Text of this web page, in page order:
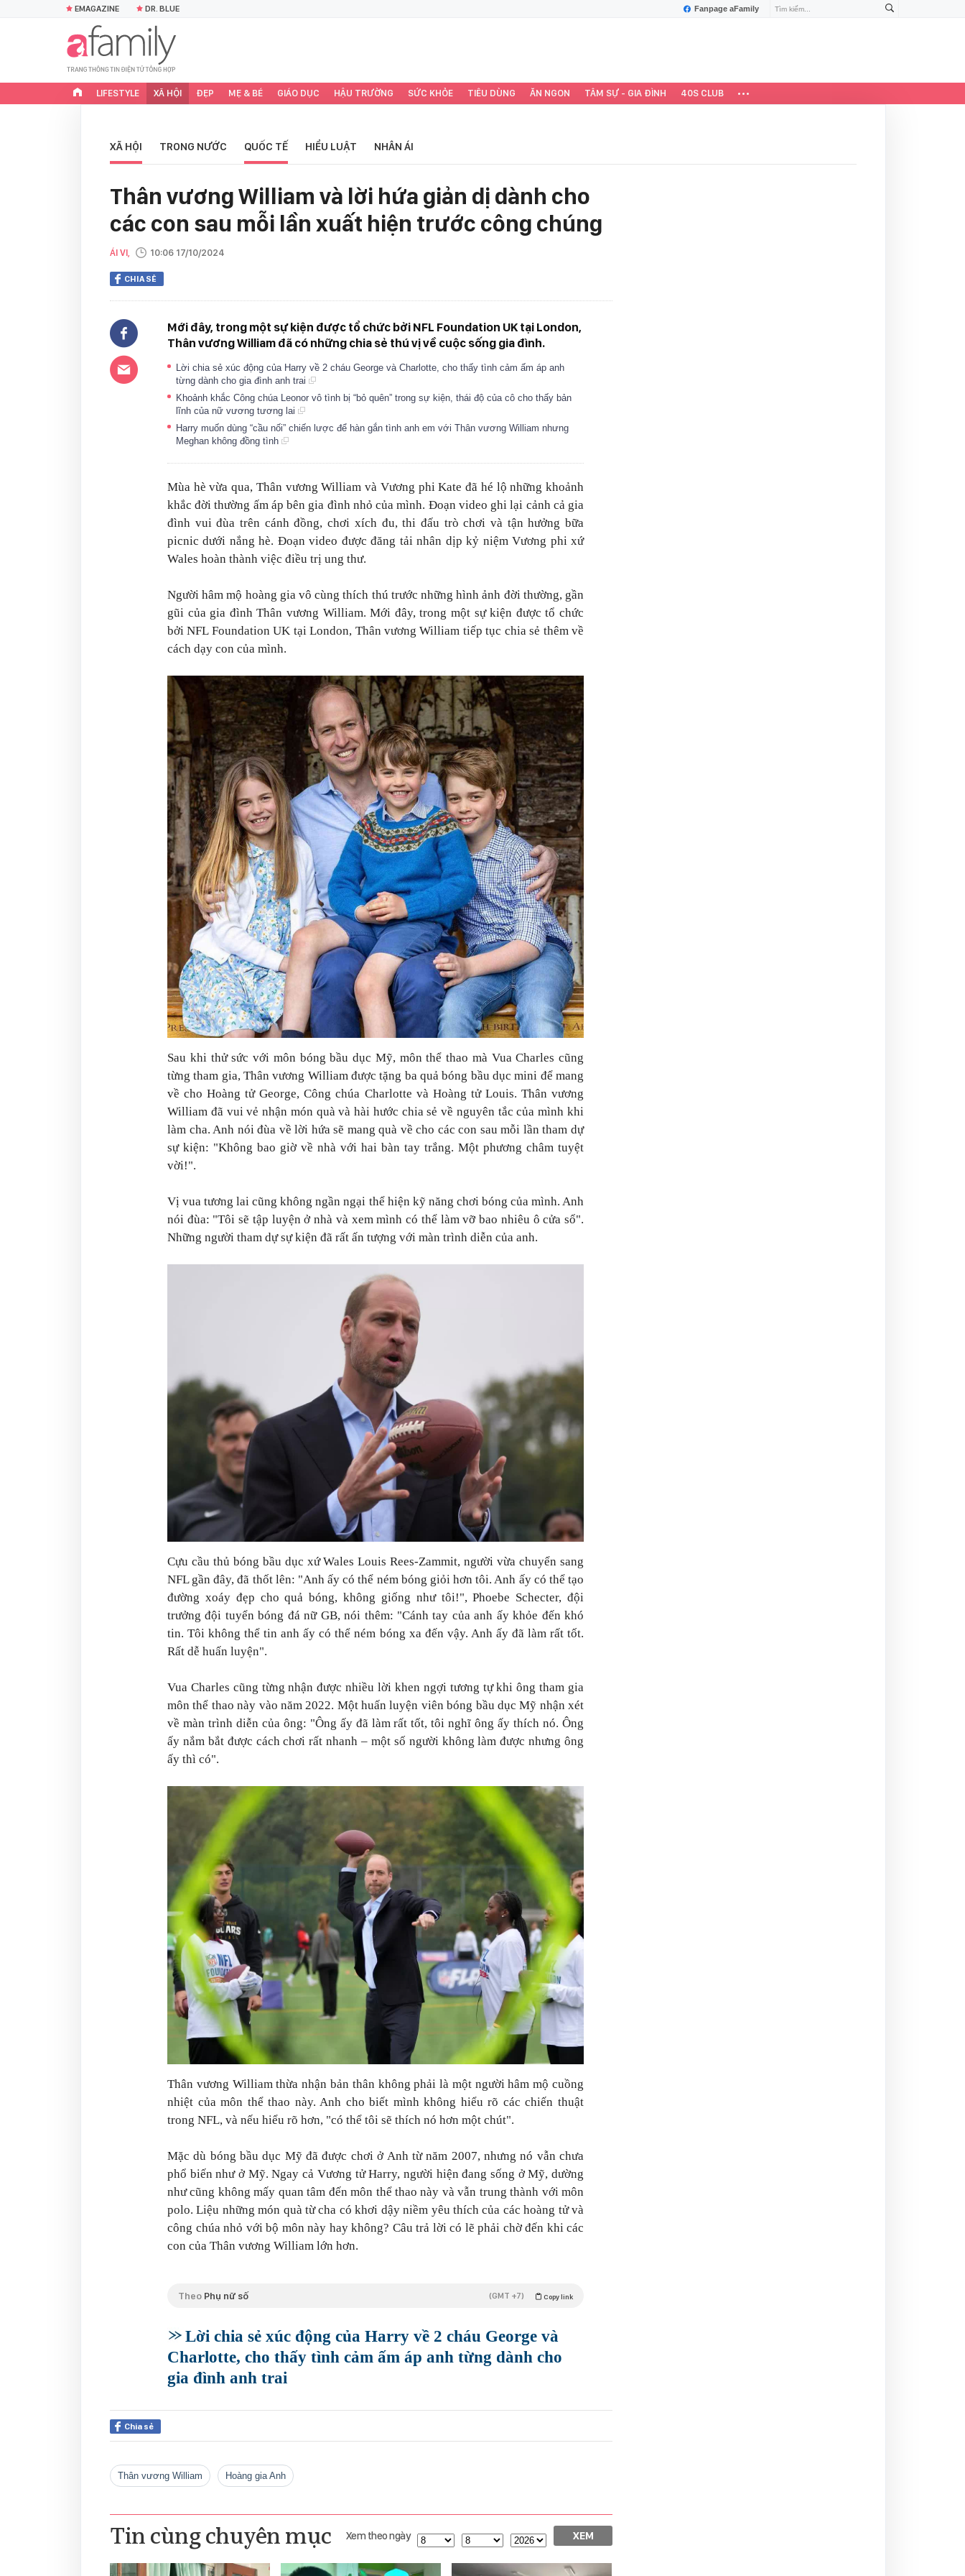
Fanpage aFamily
EMAGAZINE DR. BLUE
LIFESTYLE XÃ HỘI ĐẸP MẸ & BÉ GIÁO DỤC HẬU TRƯỜNG SỨC KHỎE TIÊU DÙNG ĂN NGON TÂM SỰ - GIA ĐÌNH 40S CLUB
XÃ HỘI TRONG NƯỚC QUỐC TẾ HIỂU LUẬT NHÂN ÁI
Thân vương William và lời hứa giản dị dành cho
các con sau mỗi lần xuất hiện trước công chúng
ÁI VI, 10:06 17/10/2024
CHIA SẺ
Mới đây, trong một sự kiện được tổ chức bởi NFL Foundation UK tại London,
Thân vương William đã có những chia sẻ thú vị về cuộc sống gia đình.
Lời chia sẻ xúc động của Harry về 2 cháu George và Charlotte, cho thấy tình cảm ấm áp anh
từng dành cho gia đình anh trai
Khoảnh khắc Công chúa Leonor vô tình bị “bỏ quên” trong sự kiện, thái độ của cô cho thấy bản
lĩnh của nữ vương tương lai
Harry muốn dùng “cầu nối” chiến lược để hàn gắn tình anh em với Thân vương William nhưng
Meghan không đồng tình
Mùa hè vừa qua, Thân vương William và Vương phi Kate đã hé lộ những khoảnh
khắc đời thường ấm áp bên gia đình nhỏ của mình. Đoạn video ghi lại cảnh cả gia
đình vui đùa trên cánh đồng, chơi xích đu, thi đấu trò chơi và tận hưởng bữa
picnic dưới nắng hè. Đoạn video được đăng tải nhân dịp kỷ niệm Vương phi xứ
Wales hoàn thành việc điều trị ung thư.
Người hâm mộ hoàng gia vô cùng thích thú trước những hình ảnh đời thường, gần
gũi của gia đình Thân vương William. Mới đây, trong một sự kiện được tổ chức
bởi NFL Foundation UK tại London, Thân vương William tiếp tục chia sẻ thêm về
cách dạy con của mình.
Sau khi thử sức với môn bóng bầu dục Mỹ, môn thể thao mà Vua Charles cũng
từng tham gia, Thân vương William được tặng ba quả bóng bầu dục mini để mang
về cho Hoàng tử George, Công chúa Charlotte và Hoàng tử Louis. Thân vương
William đã vui vẻ nhận món quà và hài hước chia sẻ về nguyên tắc của mình khi
làm cha. Anh nói đùa về lời hứa sẽ mang quà về cho các con sau mỗi lần tham dự
sự kiện: "Không bao giờ về nhà với hai bàn tay trắng. Một phương châm tuyệt
vời!".
Vị vua tương lai cũng không ngần ngại thể hiện kỹ năng chơi bóng của mình. Anh
nói đùa: "Tôi sẽ tập luyện ở nhà và xem mình có thể làm vỡ bao nhiêu ô cửa sổ".
Những người tham dự sự kiện đã rất ấn tượng với màn trình diễn của anh.
Cựu cầu thủ bóng bầu dục xứ Wales Louis Rees-Zammit, người vừa chuyển sang
NFL gần đây, đã thốt lên: "Anh ấy có thể ném bóng giỏi hơn tôi. Anh ấy có thể tạo
đường xoáy đẹp cho quả bóng, không giống như tôi!", Phoebe Schecter, đội
trưởng đội tuyển bóng đá nữ GB, nói thêm: "Cánh tay của anh ấy khỏe đến khó
tin. Tôi không thể tin anh ấy có thể ném bóng xa đến vậy. Anh ấy đã làm rất tốt.
Rất dễ huấn luyện".
Vua Charles cũng từng nhận được nhiều lời khen ngợi tương tự khi ông tham gia
môn thể thao này vào năm 2022. Một huấn luyện viên bóng bầu dục Mỹ nhận xét
về màn trình diễn của ông: "Ông ấy đã làm rất tốt, tôi nghĩ ông ấy thích nó. Ông
ấy nắm bắt được cách chơi rất nhanh – một số người không làm được nhưng ông
ấy thì có".
Thân vương William thừa nhận bản thân không phải là một người hâm mộ cuồng
nhiệt của môn thể thao này. Anh cho biết mình không hiểu rõ các chiến thuật
trong NFL, và nếu hiểu rõ hơn, "có thể tôi sẽ thích nó hơn một chút".
Mặc dù bóng bầu dục Mỹ đã được chơi ở Anh từ năm 2007, nhưng nó vẫn chưa
phổ biến như ở Mỹ. Ngay cả Vương tử Harry, người hiện đang sống ở Mỹ, dường
như cũng không mấy quan tâm đến môn thể thao này và vẫn trung thành với môn
polo. Liệu những món quà từ cha có khơi dậy niềm yêu thích của các hoàng tử và
công chúa nhỏ với bộ môn này hay không? Câu trả lời có lẽ phải chờ đến khi các
con của Thân vương William lớn hơn.
Theo Phụ nữ số Copy link
(GMT +7)
Lời chia sẻ xúc động của Harry về 2 cháu George và
Charlotte, cho thấy tình cảm ấm áp anh từng dành cho
gia đình anh trai
Chia sẻ
Thân vương William Hoàng gia Anh
Tin cùng chuyên mục Xem theo ngày XEM